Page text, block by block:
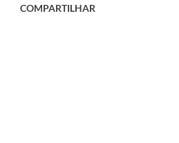
Divina Misericórdia
COMPARTILHAR